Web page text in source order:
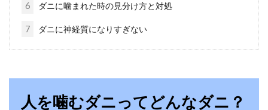
す。寝具素材というと、「綿」をお使いの方も
6 ダニに噛まれた時の見分け方と対処
7 ダニに神経質になりすぎない
人を噛むダニってどんなダニ？